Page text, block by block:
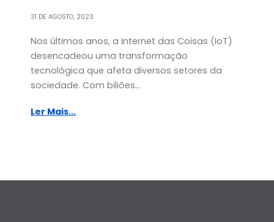
31 DE AGOSTO, 2023
Nos últimos anos, a Internet das Coisas (IoT)
desencadeou uma transformação
tecnológica que afeta diversos setores da
sociedade. Com biliões...
Ler Mais...